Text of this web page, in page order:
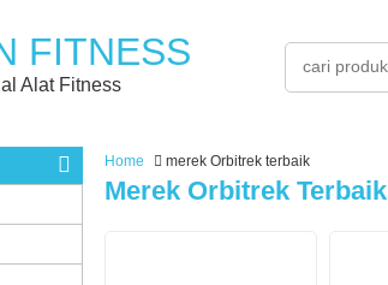
FITNESS
Alat Fitness
Home merek Orbitrek terbaik
Merek Orbitrek Terbaik